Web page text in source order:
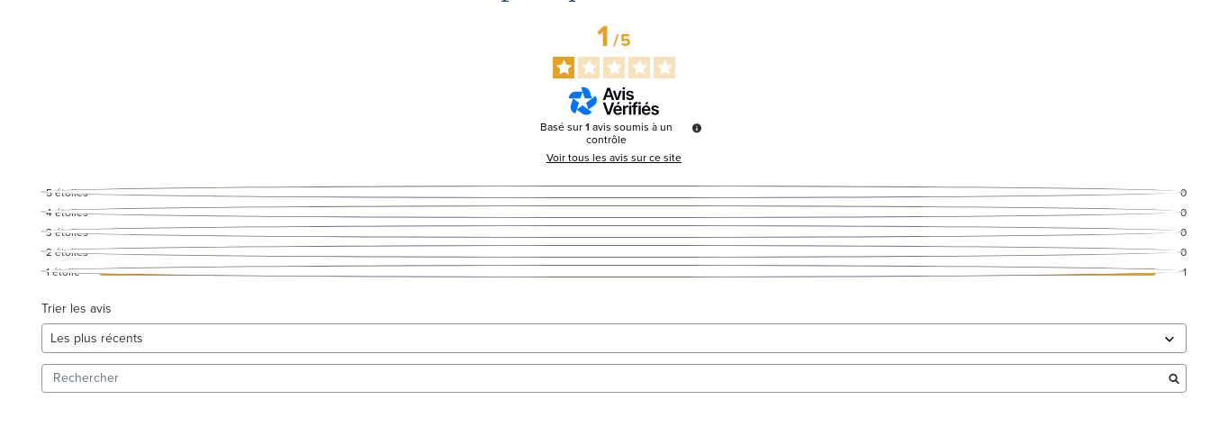
1/5
Basé sur1 avis soumis à un
contrôle
Voir tous les avis sur ce site
5étoiles
0
4étoiles
0
3 étoiles
0
2étoiles
0
1étoile 1
Trier les avis